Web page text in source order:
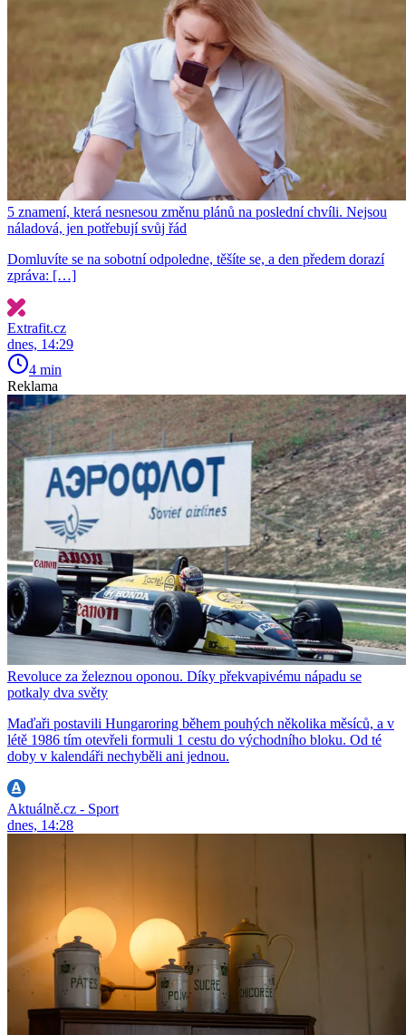
5 znamení, která nesnesou změnu plánů na poslední chvíli. Nejsou
náladová, jen potřebují svůj řád
Domluvíte se na sobotní odpoledne, těšíte se, a den předem dorazí
zpráva: […]
Extrafit.cz
dnes, 14:29
4 min
Reklama
Revoluce za železnou oponou. Díky překvapivému nápadu se
potkaly dva světy
Maďaři postavili Hungaroring během pouhých několika měsíců, a v
létě 1986 tím otevřeli formuli 1 cestu do východního bloku. Od té
doby v kalendáři nechyběli ani jednou.
Aktuálně.cz - Sport
dnes, 14:28